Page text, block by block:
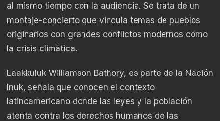
al mismo tiempo con la audiencia. Se trata de un
montaje-concierto que vincula temas de pueblos
originarios con grandes conflictos modernos como
la crisis climática.
Laakkuluk Williamson Bathory, es parte de la Nación
Inuk, señala que conocen el contexto
latinoamericano donde las leyes y la población
atenta contra los derechos humanos de las